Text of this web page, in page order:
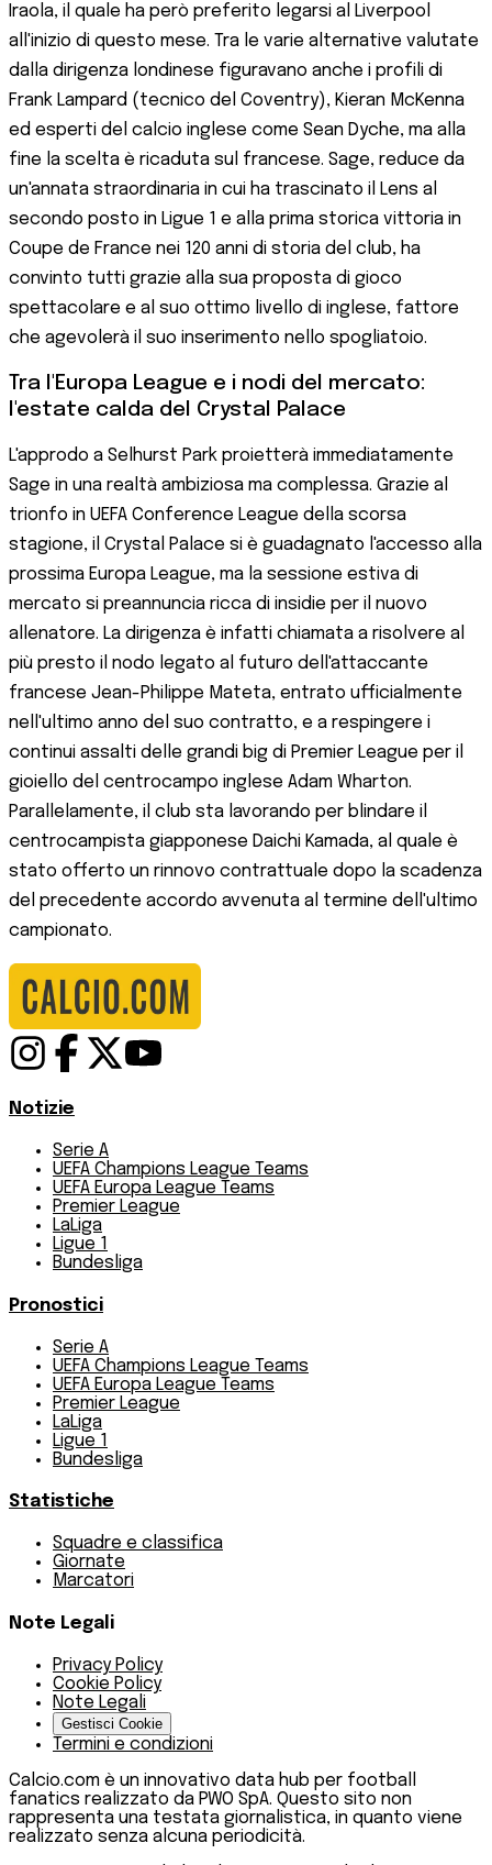
Iraola, il quale ha però preferito legarsi al Liverpool
all'inizio di questo mese. Tra le varie alternative valutate
dalla dirigenza londinese figuravano anche i profili di
Frank Lampard (tecnico del Coventry), Kieran McKenna
ed esperti del calcio inglese come Sean Dyche, ma alla
fine la scelta è ricaduta sul francese. Sage, reduce da
un'annata straordinaria in cui ha trascinato il Lens al
secondo posto in Ligue 1 e alla prima storica vittoria in
Coupe de France nei 120 anni di storia del club, ha
convinto tutti grazie alla sua proposta di gioco
spettacolare e al suo ottimo livello di inglese, fattore
che agevolerà il suo inserimento nello spogliatoio.
Tra l'Europa League e i nodi del mercato:
l'estate calda del Crystal Palace
L'approdo a Selhurst Park proietterà immediatamente
Sage in una realtà ambiziosa ma complessa. Grazie al
trionfo in UEFA Conference League della scorsa
stagione, il Crystal Palace si è guadagnato l'accesso alla
prossima Europa League, ma la sessione estiva di
mercato si preannuncia ricca di insidie per il nuovo
allenatore. La dirigenza è infatti chiamata a risolvere al
più presto il nodo legato al futuro dell'attaccante
francese Jean-Philippe Mateta, entrato ufficialmente
nell'ultimo anno del suo contratto, e a respingere i
continui assalti delle grandi big di Premier League per il
gioiello del centrocampo inglese Adam Wharton.
Parallelamente, il club sta lavorando per blindare il
centrocampista giapponese Daichi Kamada, al quale è
stato offerto un rinnovo contrattuale dopo la scadenza
del precedente accordo avvenuta al termine dell'ultimo
campionato.
Notizie
Serie A
UEFA Champions League Teams
UEFA Europa League Teams
Premier League
LaLiga
Ligue 1
Bundesliga
Pronostici
Serie A
UEFA Champions League Teams
UEFA Europa League Teams
Premier League
LaLiga
Ligue 1
Bundesliga
Statistiche
Squadre e classifica
Giornate
Marcatori
Note Legali
Privacy Policy
Cookie Policy
Note Legali
Gestisci Cookie
Termini e condizioni
Calcio.com è un innovativo data hub per football
fanatics realizzato da PWO SpA. Questo sito non
rappresenta una testata giornalistica, in quanto viene
realizzato senza alcuna periodicità.